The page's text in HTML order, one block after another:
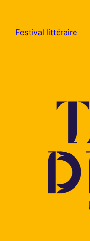
contenu
Festival littéraire